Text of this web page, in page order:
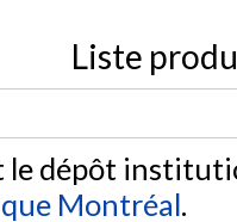
Liste
le dépôt
Montréal.